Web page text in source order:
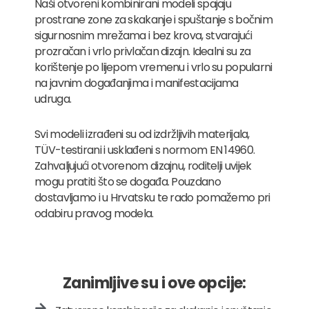
Naši otvoreni kombinirani modeli spajaju
prostrane zone za skakanje i spuštanje s bočnim
sigurnosnim mrežama i bez krova, stvarajući
prozračan i vrlo privlačan dizajn. Idealni su za
korištenje po lijepom vremenu i vrlo su popularni
na javnim događanjima i manifestacijama
udruga.
Svi modeli izrađeni su od izdržljivih materijala,
TÜV-testirani i usklađeni s normom EN 14960.
Zahvaljujući otvorenom dizajnu, roditelji uvijek
mogu pratiti što se događa. Pouzdano
dostavljamo i u Hrvatsku te rado pomažemo pri
odabiru pravog modela.
Zanimljive su i ove opcije: